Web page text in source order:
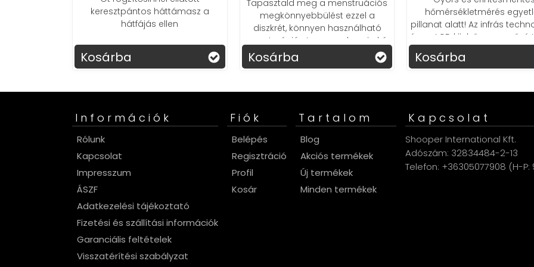
keresztpántos háttámasz a
hátfájás ellen
Kosárba
Tapasztald meg a menstruációs
megkönnyebbülést ezzel a
diszkrét, könnyen használható
menstruációs tapasszal, ami akár
8 órán át tartó meleget biztosít!
Kosárba
hőmérsékletmérés
pillanat alatt! Az infrás
és az LCD kijelző egyszerűvé
Kosárba
Információk
Rólunk
Kapcsolat
Impresszum
ÁSZF
Adatkezelési tájékoztató
Fizetési és szállítási információk
Garanciális feltételek
Visszatérítési szabályzat
Fiók
Belépés
Regisztráció
Profil
Kosár
Tartalom
Blog
Akciós termékek
Új termékek
Minden termékek
Kapcsolat
Shooper International Kft.
Adószám: 32834484-2-13
Telefon: +36305077908 (H-P: